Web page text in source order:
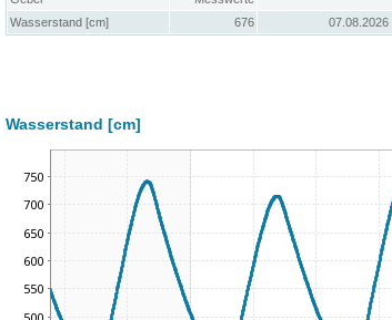
Wasserstand [cm]
676 07.08.2026
Wasserstand [cm]